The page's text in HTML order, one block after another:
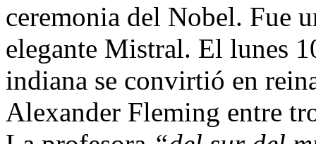
ceremonia del Nobel. Fue
elegante Mistral. El lunes
indiana se convirtió en
Alexander Fleming entre